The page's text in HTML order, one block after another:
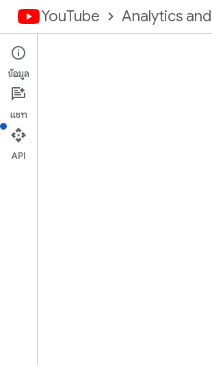
YouTube Analytics
API ของ You
ข้อมูล
แชท
API